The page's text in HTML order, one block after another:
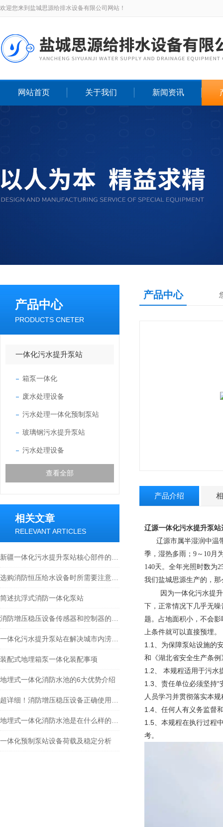
欢迎您来到盐城思源给排水设备有限公司网站！
网站首页 关于我们 新闻资讯
产品中心
PRODUCTS CNETER
一体化污水提升泵站
箱泵一体化
废水处理设备
污水处理一体化预制泵站
玻璃钢污水提升泵站
污水处理设备
查看全部
相关文章
RELEVANT ARTICLES
简述抗浮式消防一体化泵站
装配式地埋箱泵一体化装配事项
地埋式一体化消防水池的6大优势介绍
一体化预制泵站设备荷载及稳定分析
产品中心
产品介绍
辽源一体化污水提升泵站
辽源市属半湿润中温
季，湿热多雨；9～10月
140天。全年光照时数为
我们盐城思源生产的，那
因为一体化污水提
下，正常情况下几乎无噪
题。 占地面积小，不会
上条件就可以直接预埋。
1.1、为保障泵站设施的
和《湖北省安全生产条
1.2、 本规程适用于污水
1.3、责任单位必须坚持
人员学习并贯彻落实本规
1.4、任何人有义务监督
1.5、本规程在执行过程
考。